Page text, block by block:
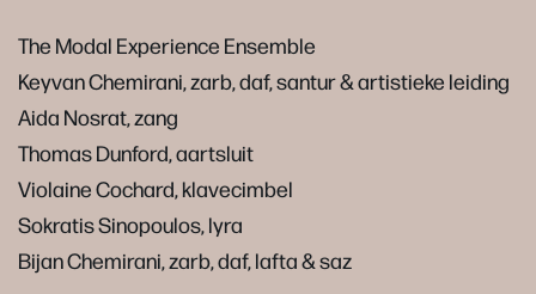
The Modal Experience Ensemble
Keyvan Chemirani, zarb, daf, santur & artistieke leiding
Aida Nosrat, zang
Thomas Dunford, aartsluit
Violaine Cochard, klavecimbel
Sokratis Sinopoulos, lyra
Bijan Chemirani, zarb, daf, lafta & saz